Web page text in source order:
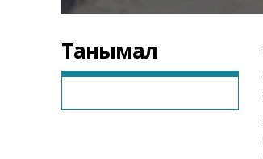
Танымал